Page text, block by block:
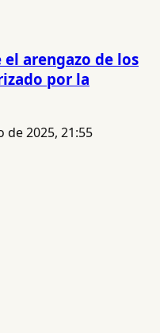
el arengazo de los
por la
de 2025, 21:55